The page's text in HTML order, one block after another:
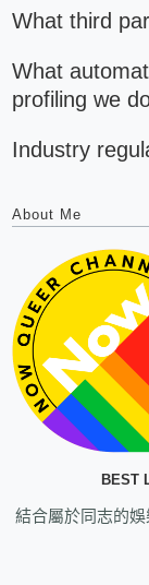
What third
What
profiling we
Industry
About Me
BEST
結合屬於同志的